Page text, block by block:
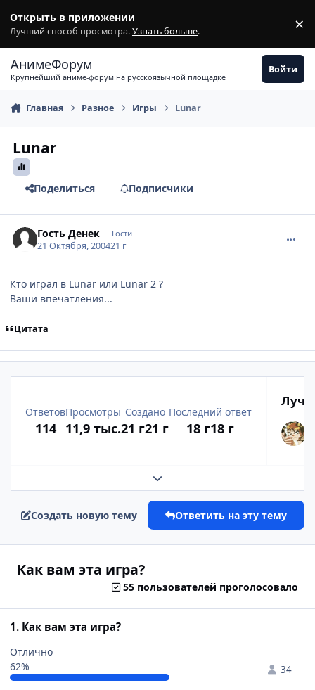
Открыть в приложении
Лучший способ просмотра.Узнать больше. ×
АнимеФорум
Крупнейший аниме-форум на русскоязычной площадке
Войти
Главная Разное Игры Lunar
Lunar
Поделиться Подписчики
Гость Денек Гости
21 Октября, 200421 г
Кто играл в Lunar или Lunar 2 ?
Ваши впечатления...
Цитата
Ответов
114
Просмотры
11,9 тыс.
Создано
21 г21 г
Последний ответ
18 г18 г
Развернуть обзор темы
Создать новую тему Ответить на эту тему
Как вам эта игра?
55 пользователей проголосовало
1. Как вам эта игра?
Отлично
62%
34